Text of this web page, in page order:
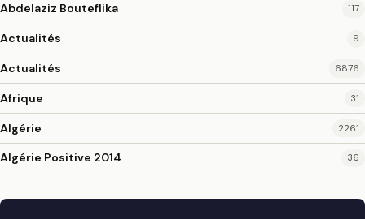
Abdelaziz Bouteflika 117
Actualités 9
Actualités 6876
Afrique 31
Algérie 2261
Algérie Positive 2014 36